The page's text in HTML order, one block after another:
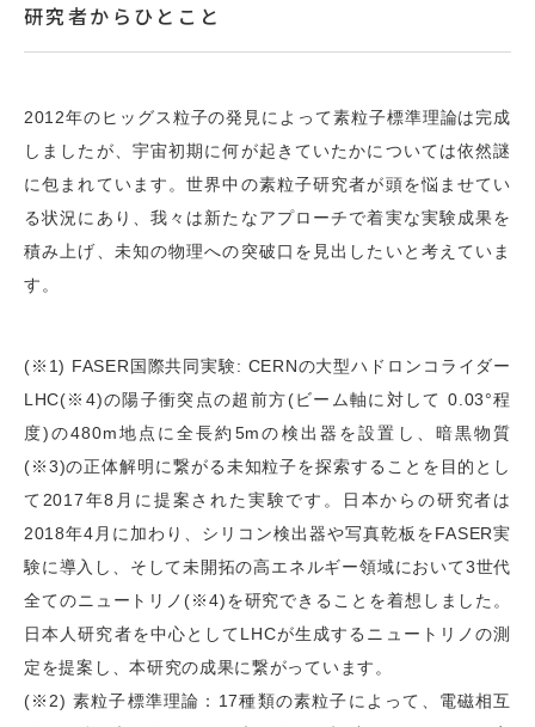
研究者からひとこと
2012年のヒッグス粒子の発見によって素粒子標準理論は完成
しましたが、宇宙初期に何が起きていたかについては依然謎
に包まれています。世界中の素粒子研究者が頭を悩ませてい
る状況にあり、我々は新たなアプローチで着実な実験成果を
積み上げ、未知の物理への突破口を見出したいと考えていま
す。
(※1) FASER国際共同実験: CERNの大型ハドロンコライダー
LHC(※4)の陽子衝突点の超前方(ビーム軸に対して 0.03°程
度)の480m地点に全長約5mの検出器を設置し、暗黒物質
(※3)の正体解明に繋がる未知粒子を探索することを目的とし
て2017年8月に提案された実験です。日本からの研究者は
2018年4月に加わり、シリコン検出器や写真乾板をFASER実
験に導入し、そして未開拓の高エネルギー領域において3世代
全てのニュートリノ(※4)を研究できることを着想しました。
日本人研究者を中心としてLHCが生成するニュートリノの測
定を提案し、本研究の成果に繋がっています。
(※2) 素粒子標準理論：17種類の素粒子によって、電磁相互